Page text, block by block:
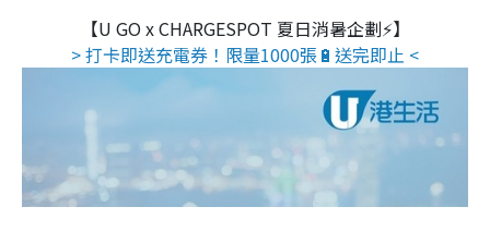
【U GO x CHARGESPOT 夏日消暑企劃⚡】
> 打卡即送充電券！限量1000張🔋送完即止 <